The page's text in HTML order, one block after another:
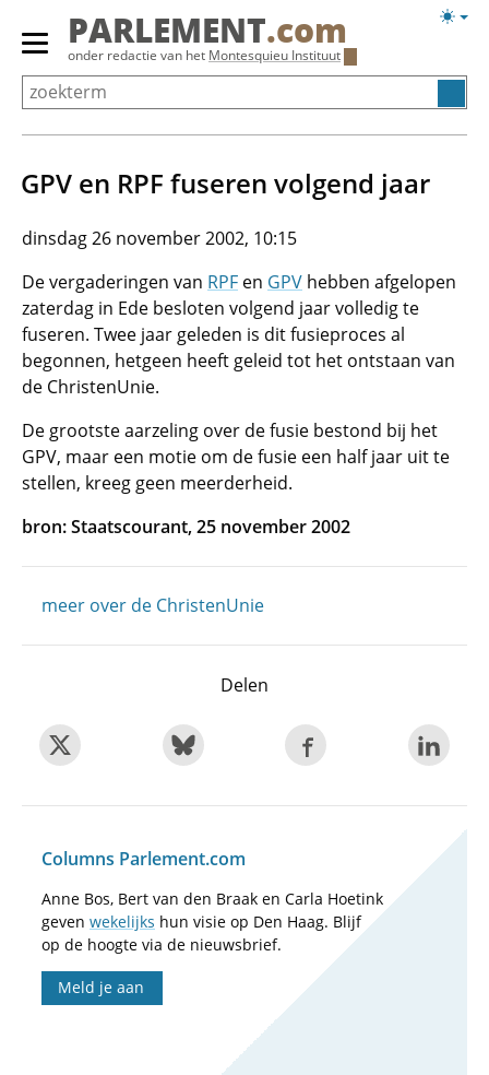
Overslaan
Primair
menu
tonen/verbergen
PARLEMENT.com
onder redactie van het Montesquieu Instituut
GPV en RPF fuseren volgend jaar
dinsdag 26 november 2002, 10:15
De vergaderingen van RPF en GPV hebben afgelopen
zaterdag in Ede besloten volgend jaar volledig te
fuseren. Twee jaar geleden is dit fusieproces al
begonnen, hetgeen heeft geleid tot het ontstaan van
de ChristenUnie.
De grootste aarzeling over de fusie bestond bij het
GPV, maar een motie om de fusie een half jaar uit te
stellen, kreeg geen meerderheid.
bron: Staatscourant, 25 november 2002
meer over de ChristenUnie
Delen
Columns Parlement.com
Anne Bos, Bert van den Braak en Carla Hoetink
geven wekelijks hun visie op Den Haag. Blijf
op de hoogte via de nieuwsbrief.
Meld je aan